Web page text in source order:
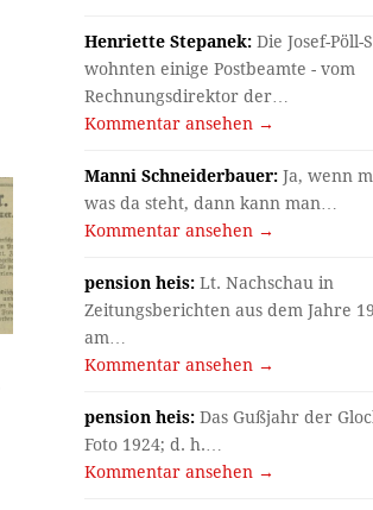
Henriette Stepanek: Die Josef-Pöll-
wohnten einige Postbeamte - vom
Rechnungsdirektor der…
Kommentar ansehen →
Manni Schneiderbauer: Ja, wenn
was da steht, dann kann man…
Kommentar ansehen →
pension heis: Lt. Nachschau in
Zeitungsberichten aus dem Jahre
am…
Kommentar ansehen →
pension heis: Das Gußjahr der
Foto 1924; d. h.…
Kommentar ansehen →